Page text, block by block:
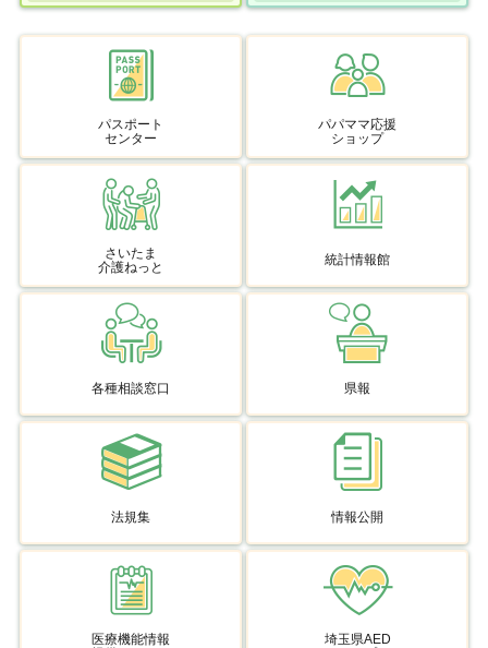
パスポート
センター
パパママ応援
ショップ
さいたま
介護ねっと
統計情報館
各種相談窓口 県報
法規集 情報公開
医療機能情報
埼玉県AED